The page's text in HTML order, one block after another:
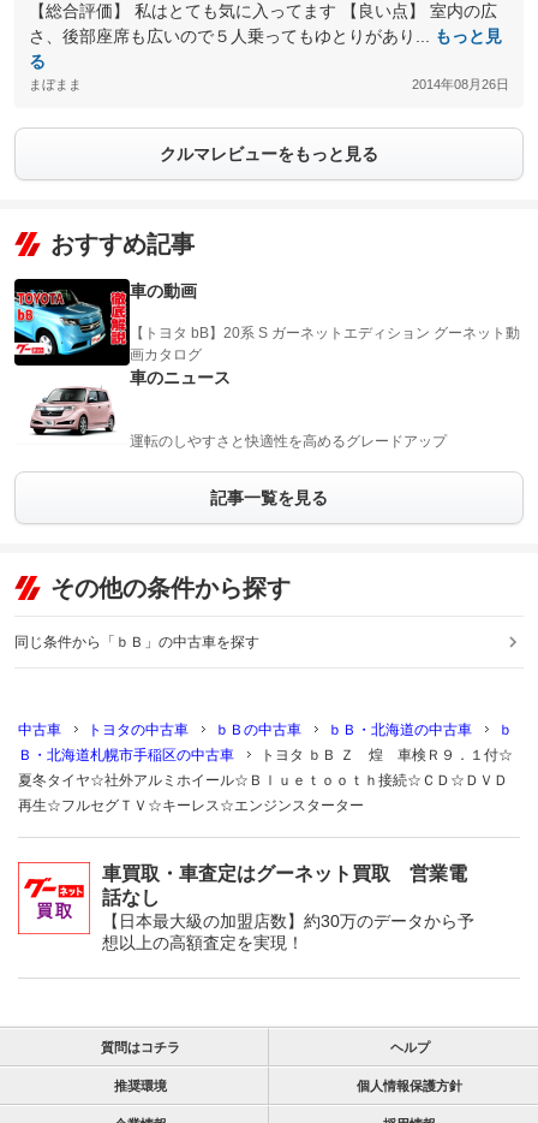
【総合評価】 私はとても気に入ってます 【良い点】 室内の広
さ、後部座席も広いので５人乗ってもゆとりがあり...
もっと見
る
まぼまま 2014年08月26日
クルマレビューをもっと見る
おすすめ記事
車の動画
【トヨタ bB】20系 S ガーネットエディション グーネット動
画カタログ
車のニュース
運転のしやすさと快適性を高めるグレードアップ
記事一覧を見る
その他の条件から探す
同じ条件から「ｂＢ」の中古車を探す
中古車 トヨタの中古車 ｂＢの中古車 ｂＢ・北海道の中古車
ｂ
Ｂ・北海道札幌市手稲区の中古車
トヨタ ｂＢ Ｚ 煌 車検Ｒ９．１付☆
夏冬タイヤ☆社外アルミホイール☆Ｂｌｕｅｔｏｏｔｈ接続☆ＣＤ☆ＤＶＤ
再生☆フルセグＴＶ☆キーレス☆エンジンスターター
車買取・車査定はグーネット買取 営業電
話なし
【日本最大級の加盟店数】約30万のデータから予
想以上の高額査定を実現！
質問はコチラ ヘルプ
推奨環境 個人情報保護方針